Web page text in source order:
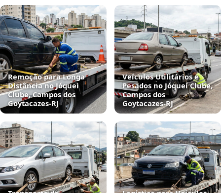
Remoção para Longa
Distância no Jóquei
Clube, Campos dos
Goytacazes‑RJ
Veículos Utilitários e
Pesados no Jóquei Clube,
Campos dos
Goytacazes‑RJ